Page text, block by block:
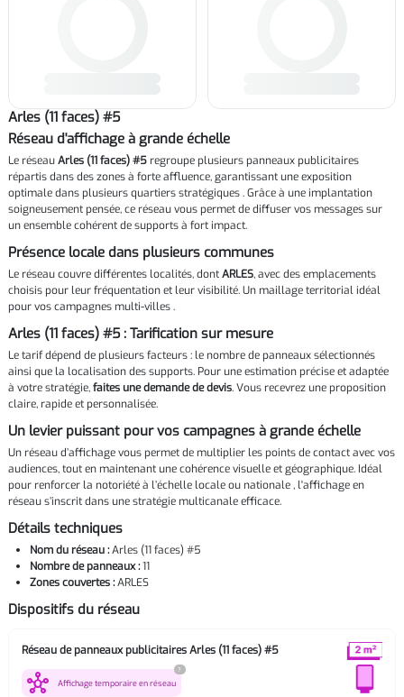
Arles (11 faces) #5
Réseau d'affichage à grande échelle
Le réseauArles (11 faces) #5 regroupe plusieurs panneaux publicitaires
répartis dans des zones à forte affluence, garantissant une exposition
optimale dans plusieurs quartiers stratégiques . Grâce à une implantation
soigneusement pensée, ce réseau vous permet de diffuser vos messages sur
un ensemble cohérent de supports à fort impact.
Présence locale dans plusieurs communes
Le réseau couvre différentes localités, dontARLES, avec des emplacements
choisis pour leur fréquentation et leur visibilité. Un maillage territorial idéal
pour vos campagnes multi-villes .
Arles (11 faces) #5 : Tarification sur mesure
Le tarif dépend de plusieurs facteurs : le nombre de panneaux sélectionnés
ainsi que la localisation des supports. Pour une estimation précise et adaptée
à votre stratégie,faites une demande de devis. Vous recevrez une proposition
claire, rapide et personnalisée.
Un levier puissant pour vos campagnes à grande échelle
Un réseau d’affichage vous permet de multiplier les points de contact avec vos
audiences, tout en maintenant une cohérence visuelle et géographique. Idéal
pour renforcer la notoriété à l’échelle locale ou nationale , l'affichage en
réseau s’inscrit dans une stratégie multicanale efficace.
Détails techniques
Nom du réseau :Arles (11 faces) #5
Nombre de panneaux :11
Zones couvertes :ARLES
Dispositifs du réseau
Réseau de panneaux publicitaires Arles (11 faces) #5
hub Affichage temporaire en réseau
?